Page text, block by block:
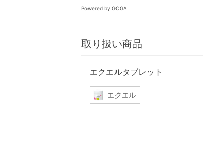
Powered by GOGA
取り扱い商品
エクエルタブレット
エクエル